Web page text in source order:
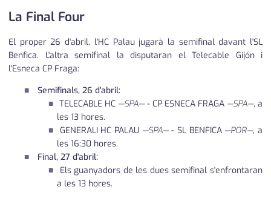
La Final Four
El proper 26 d'abril, l'HC Palau jugarà la semifinal davant l'SL
Benfica. L'altra semifinal la disputaran el Telecable Gijón i
l'Esneca CP Fraga:
Semifinals, 26 d'abril:
TELECABLE HC —SPA—- CP ESNECA FRAGA —SPA—, a
les 13 hores.
GENERALI HC PALAU —SPA—- SL BENFICA —POR—, a
les 16:30 hores.
Final, 27 d'abril:
Els guanyadors de les dues semifinal s'enfrontaran
a les 13 hores.